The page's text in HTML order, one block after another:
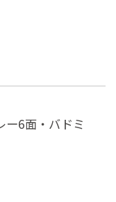
ー6面・バドミ